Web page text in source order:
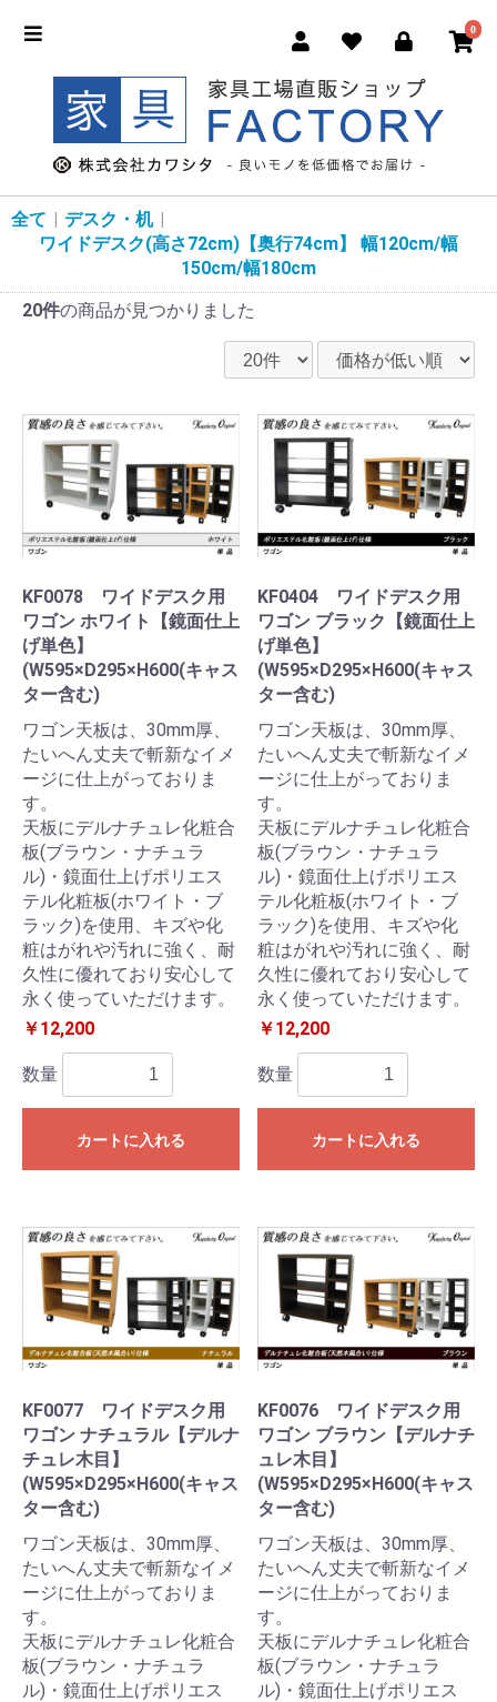
0
全て | デスク・机 |
ワイドデスク(高さ72cm)【奥行74cm】 幅120cm/幅
150cm/幅180cm
20件の商品が見つかりました
KF0078 ワイドデスク用
ワゴン ホワイト【鏡面仕上
げ単色】
(W595×D295×H600(キャス
ター含む)
ワゴン天板は、30mm厚、
たいへん丈夫で斬新なイメ
ージに仕上がっておりま
す。
天板にデルナチュレ化粧合
板(ブラウン・ナチュラ
ル)・鏡面仕上げポリエス
テル化粧板(ホワイト・ブ
ラック)を使用、キズや化
粧はがれや汚れに強く、耐
久性に優れており安心して
永く使っていただけます。
￥12,200
数量
カートに入れる
KF0404 ワイドデスク用
ワゴン ブラック【鏡面仕上
げ単色】
(W595×D295×H600(キャス
ター含む)
ワゴン天板は、30mm厚、
たいへん丈夫で斬新なイメ
ージに仕上がっておりま
す。
天板にデルナチュレ化粧合
板(ブラウン・ナチュラ
ル)・鏡面仕上げポリエス
テル化粧板(ホワイト・ブ
ラック)を使用、キズや化
粧はがれや汚れに強く、耐
久性に優れており安心して
永く使っていただけます。
￥12,200
数量
カートに入れる
KF0077 ワイドデスク用
ワゴン ナチュラル【デルナ
チュレ木目】
(W595×D295×H600(キャス
ター含む)
ワゴン天板は、30mm厚、
たいへん丈夫で斬新なイメ
ージに仕上がっておりま
す。
天板にデルナチュレ化粧合
板(ブラウン・ナチュラ
ル)・鏡面仕上げポリエス
KF0076 ワイドデスク用
ワゴン ブラウン【デルナチ
ュレ木目】
(W595×D295×H600(キャス
ター含む)
ワゴン天板は、30mm厚、
たいへん丈夫で斬新なイメ
ージに仕上がっておりま
す。
天板にデルナチュレ化粧合
板(ブラウン・ナチュラ
ル)・鏡面仕上げポリエス